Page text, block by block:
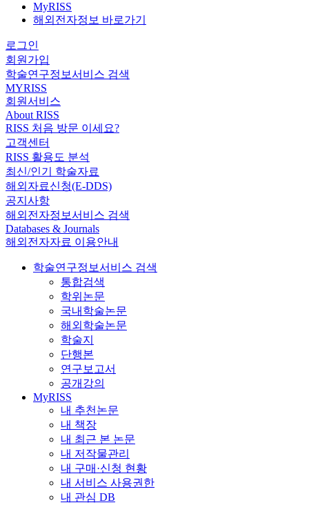
MyRISS
해외전자정보 바로가기
로그인
회원가입
학술연구정보서비스 검색
MYRISS
회원서비스
About RISS
RISS 처음 방문 이세요?
고객센터
RISS 활용도 분석
최신/인기 학술자료
해외자료신청(E-DDS)
공지사항
해외전자정보서비스 검색
Databases & Journals
해외전자자료 이용안내
학술연구정보서비스 검색
통합검색
학위논문
국내학술논문
해외학술논문
학술지
단행본
연구보고서
공개강의
MyRISS
내 추천논문
내 책장
내 최근 본 논문
내 저작물관리
내 구매·신청 현황
내 서비스 사용권한
내 관심 DB